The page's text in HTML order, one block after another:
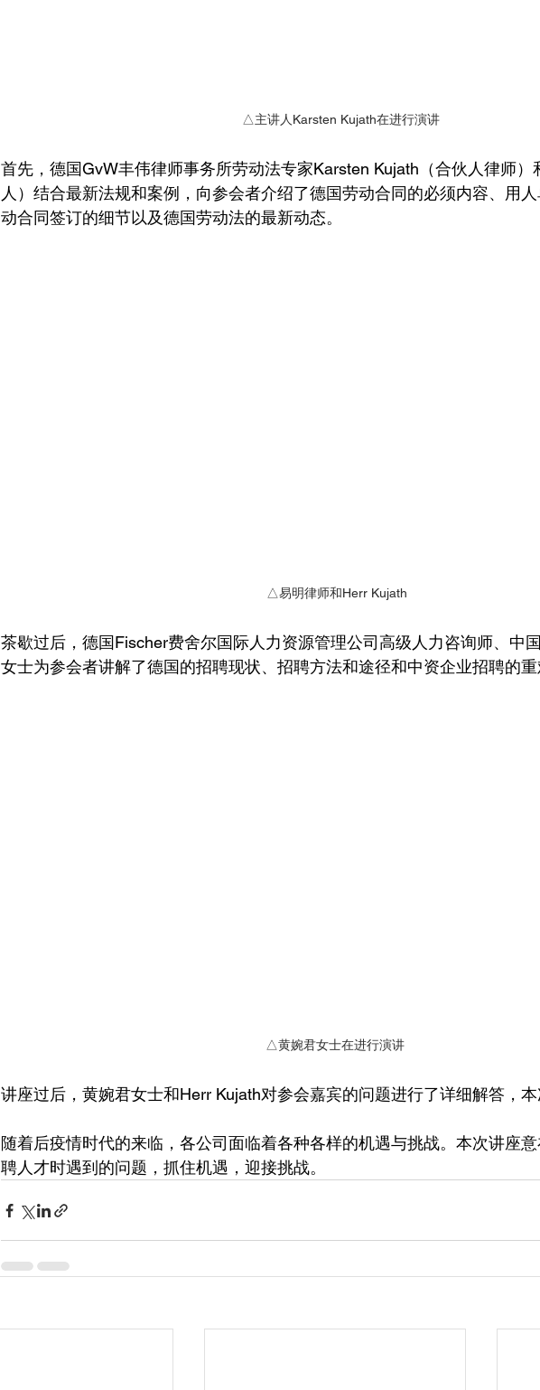
△主讲人Karsten Kujath在进行演讲
首先，德国GvW丰伟律师事务所劳动法专家Karsten Kujath（合伙人律师）
人）结合最新法规和案例，向参会者介绍了德国劳动合同的必须内容、用
动合同签订的细节以及德国劳动法的最新动态。
△易明律师和Herr Kujath
茶歇过后，德国Fischer费舍尔国际人力资源管理公司高级人力咨询师、中
女士为参会者讲解了德国的招聘现状、招聘方法和途径和中资企业招聘的重
△黄婉君女士在进行演讲
讲座过后，黄婉君女士和Herr Kujath对参会嘉宾的问题进行了详细解答，本
随着后疫情时代的来临，各公司面临着各种各样的机遇与挑战。本次讲座
聘人才时遇到的问题，抓住机遇，迎接挑战。